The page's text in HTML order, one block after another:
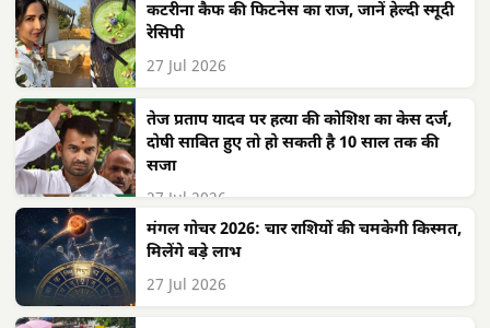
कटरीना कैफ की फिटनेस का राज, जानें हेल्दी स्मूदी
रेसिपी
27 Jul 2026
तेज प्रताप यादव पर हत्या की कोशिश का केस दर्ज,
दोषी साबित हुए तो हो सकती है 10 साल तक की
सजा
27 Jul 2026
मंगल गोचर 2026: चार राशियों की चमकेगी किस्मत,
मिलेंगे बड़े लाभ
27 Jul 2026